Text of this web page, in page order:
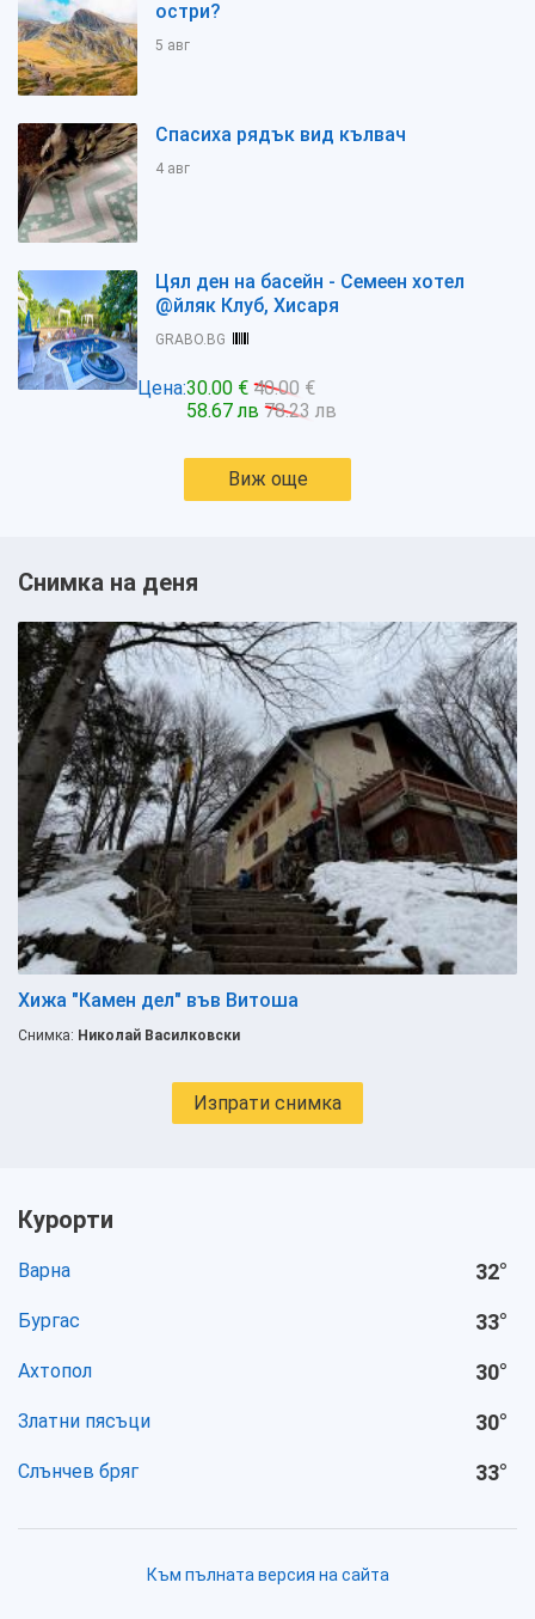
остри?
5 авг
Спасиха рядък вид кълвач
4 авг
Цял ден на басейн - Семеен хотел
@йляк Клуб, Хисаря
GRABO.BG
Цена:30.00 € 40.00 €
58.67 лв 78.23 лв
Виж още
Снимка на деня
Хижа "Камен дел" във Витоша
Снимка: Николай Василковски
Изпрати снимка
Курорти
Варна 32°
Бургас 33°
Ахтопол 30°
Златни пясъци 30°
Слънчев бряг 33°
Към пълната версия на сайта